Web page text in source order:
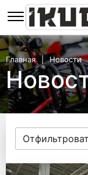
Главная Новости